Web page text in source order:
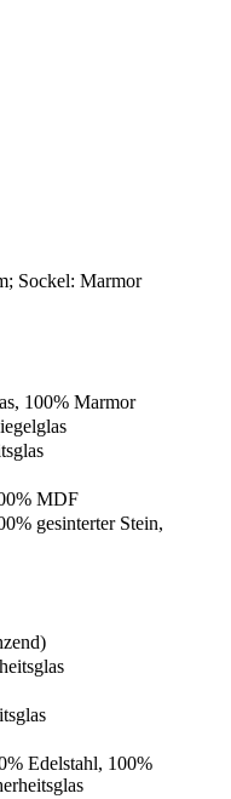
Sockel: Marmor
100% Marmor
MDF
gesinterter Stein,
Edelstahl, 100%